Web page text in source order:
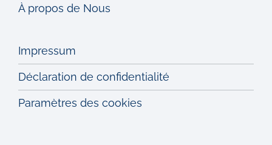
À propos de Nous
Impressum
Déclaration de confidentialité
Paramètres des cookies